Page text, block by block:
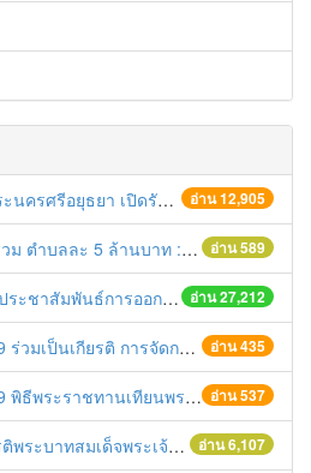
อ่าน 12,905
ครบุคคลเพื่อคัดเลือกเป็นลูกจ้างชั่วคราว
อ่าน 589
ะ 5 ล้านบาท : 3 สิงหาคม 2559
อ่าน 27,212
พันธ์การออกเสียงประชามติ
อ่าน 435
ประกวดของฝากประจำจังหวัดจากข้าวไรซ์เบอร์รี่
อ่าน 537
ทานเทียนพรรษา พุทธศักราช 2559
อ่าน 6,107
นโอกาสมหามงคลเสด็จเถลิงถวัลยราชสมบัติครบ 70 ปี ฯ